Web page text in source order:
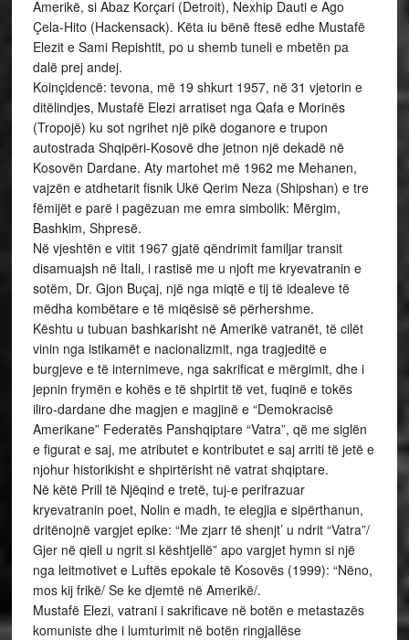
Amerikë, si Abaz Korçari (Detroit), Nexhip Dauti e Ago
Çela-Hito (Hackensack). Këta iu bënë ftesë edhe Mustafë
Elezit e Sami Repishtit, po u shemb tuneli e mbetën pa
dalë prej andej.
Koinçidencë: tevona, më 19 shkurt 1957, në 31 vjetorin e
ditëlindjes, Mustafë Elezi arratiset nga Qafa e Morinës
(Tropojë) ku sot ngrihet një pikë doganore e trupon
autostrada Shqipëri-Kosovë dhe jetnon një dekadë në
Kosovën Dardane. Aty martohet më 1962 me Mehanen,
vajzën e atdhetarit fisnik Ukë Qerim Neza (Shipshan) e tre
fëmijët e parë i pagëzuan me emra simbolik: Mërgim,
Bashkim, Shpresë.
Në vjeshtën e vitit 1967 gjatë qëndrimit familjar transit
disamuajsh në Itali, i rastisë me u njoft me kryevatranin e
sotëm, Dr. Gjon Buçaj, një nga miqtë e tij të idealeve të
mëdha kombëtare e të miqësisë së përhershme.
Kështu u tubuan bashkarisht në Amerikë vatranët, të cilët
vinin nga istikamët e nacionalizmit, nga tragjeditë e
burgjeve e të internimeve, nga sakrificat e mërgimit, dhe i
jepnin frymën e kohës e të shpirtit të vet, fuqinë e tokës
iliro-dardane dhe magjen e magjinë e “Demokracisë
Amerikane” Federatës Panshqiptare “Vatra”, që me siglën
e figurat e saj, me atributet e kontributet e saj arriti të jetë e
njohur historikisht e shpirtërisht në vatrat shqiptare.
Në këtë Prill të Njëqind e tretë, tuj-e perifrazuar
kryevatranin poet, Nolin e madh, te elegjia e sipërthanun,
dritënojnë vargjet epike: “Me zjarr të shenjt’ u ndrit “Vatra”/
Gjer në qiell u ngrit si kështjellë” apo vargjet hymn si një
nga leitmotivet e Luftës epokale të Kosovës (1999): “Nëno,
mos kij frikë/ Se ke djemtë në Amerikë/.
Mustafë Elezi, vatrani i sakrificave në botën e metastazës
komuniste dhe i lumturimit në botën ringjallëse